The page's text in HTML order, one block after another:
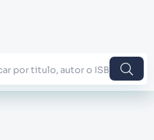
por titulo, autor o ISBN